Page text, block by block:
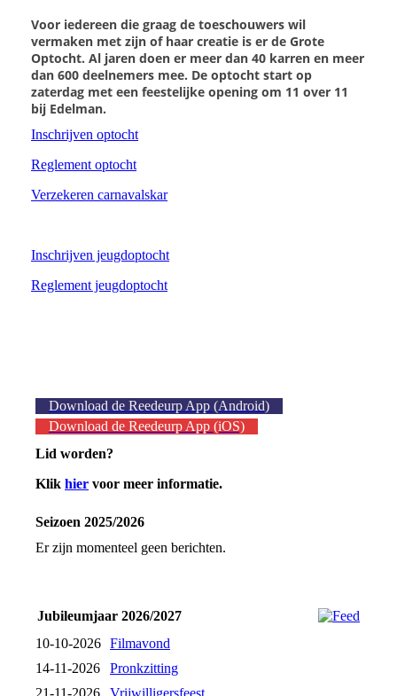
Voor iedereen die graag de toeschouwers wil
vermaken met zijn of haar creatie is er de Grote
Optocht. Al jaren doen er meer dan 40 karren en meer
dan 600 deelnemers mee. De optocht start op
zaterdag met een feestelijke opening om 11 over 11
bij Edelman.
Inschrijven optocht
Reglement optocht
Verzekeren carnavalskar
Inschrijven jeugdoptocht
Reglement jeugdoptocht
Download de Reedeurp App (Android)
Download de Reedeurp App (iOS)
Lid worden?
Klik hier voor meer informatie.
Seizoen 2025/2026
Er zijn momenteel geen berichten.
Jubileumjaar 2026/2027
10-10-2026 Filmavond
14-11-2026
Pronkzitting